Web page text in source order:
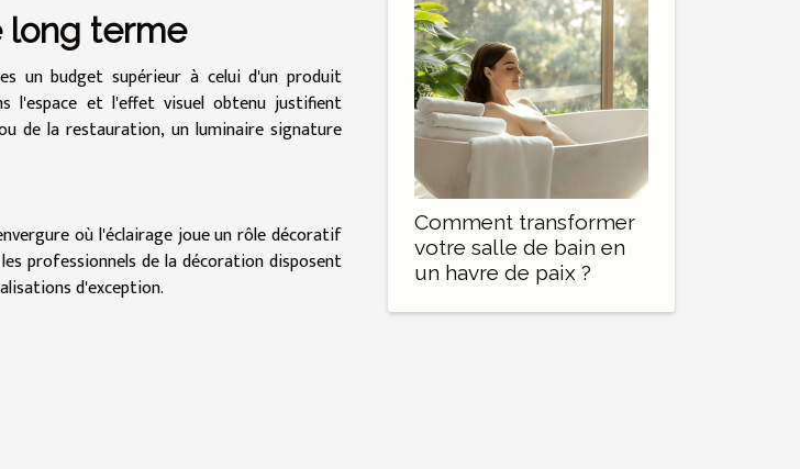
long terme
un budget supérieur à celui d'un produit
l'espace et l'effet visuel obtenu justifient
de la restauration, un luminaire signature
où l'éclairage joue un rôle décoratif
professionnels de la décoration disposent
d'exception.
Comment transformer
votre salle de bain en
un havre de paix ?